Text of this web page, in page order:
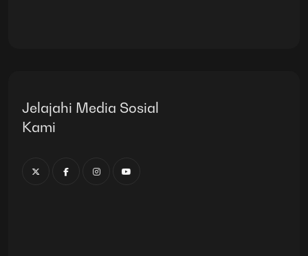
Jelajahi Media Sosial
Kami